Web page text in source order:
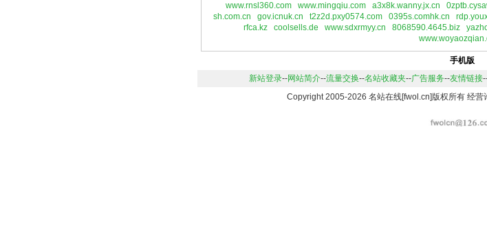
www.rnsl360.com
www.mingqiu.com a3x8k.wanny.jx.cn
sh.com.cn
gov.icnuk.cn t2z2d.pxy0574.com 0395s.comhk.cn
rfca.kz
coolsells.de www.sdxrmyy.cn 8068590.4645.biz
手机版
新站登录--网站简介--流量交换--名站收藏夹--广告服务--友情链接
Copyright 2005-2026 名站在线[fwol.cn]版权所有 经营